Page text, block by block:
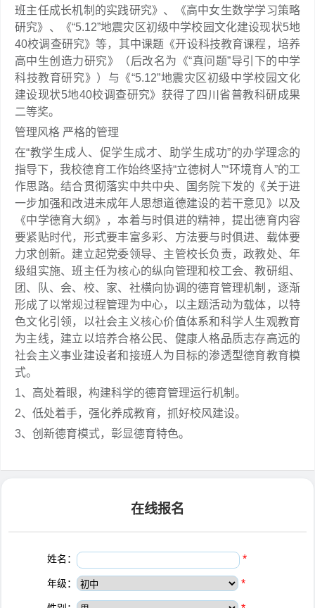
班主任成长机制的实践研究》、《高中女生数学学习策略
研究》、《“5.12”地震灾区初级中学校园文化建设现状5地
40校调查研究》等，其中课题《开设科技教育课程，培养
高中生创造力研究》（后改名为《“真问题”导引下的中学
科技教育研究》）与《“5.12”地震灾区初级中学校园文化
建设现状5地40校调查研究》获得了四川省普教科研成果
二等奖。
管理风格 严格的管理
在“教学生成人、促学生成才、助学生成功”的办学理念的
指导下，我校德育工作始终坚持“立德树人”“环境育人”的工
作思路。结合贯彻落实中共中央、国务院下发的《关于进
一步加强和改进未成年人思想道德建设的若干意见》以及
《中学德育大纲》，本着与时俱进的精神，提出德育内容
要紧贴时代，形式要丰富多彩、方法要与时俱进、载体要
力求创新。建立起党委领导、主管校长负责，政教处、年
级组实施、班主任为核心的纵向管理和校工会、教研组、
团、队、会、校、家、社横向协调的德育管理机制，逐渐
形成了以常规过程管理为中心，以主题活动为载体，以特
色文化引领，以社会主义核心价值体系和科学人生观教育
为主线，建立以培养合格公民、健康人格品质志存高远的
社会主义事业建设者和接班人为目标的渗透型德育教育模
式。
1、高处着眼，构建科学的德育管理运行机制。
2、低处着手，强化养成教育，抓好校风建设。
3、创新德育模式，彰显德育特色。
在线报名
姓名： *
年级： *